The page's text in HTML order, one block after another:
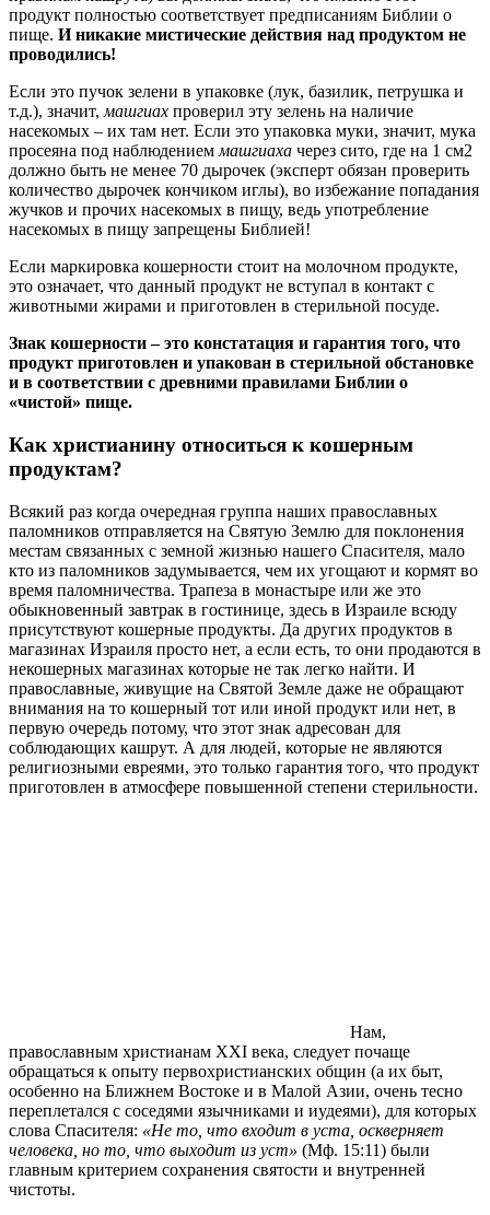
продукт полностью соответствует предписаниям Библии о
пище. И никакие мистические действия над продуктом не
проводились!
Если это пучок зелени в упаковке (лук, базилик, петрушка и
т.д.), значит, машгиах проверил эту зелень на наличие
насекомых – их там нет. Если это упаковка муки, значит, мука
просеяна под наблюдением машгиаха через сито, где на 1 см2
должно быть не менее 70 дырочек (эксперт обязан проверить
количество дырочек кончиком иглы), во избежание попадания
жучков и прочих насекомых в пищу, ведь употребление
насекомых в пищу запрещены Библией!
Если маркировка кошерности стоит на молочном продукте,
это означает, что данный продукт не вступал в контакт с
животными жирами и приготовлен в стерильной посуде.
Знак кошерности – это констатация и гарантия того, что
продукт приготовлен и упакован в стерильной обстановке
и в соответствии с древними правилами Библии о
«чистой» пище.
Как христианину относиться к кошерным
продуктам?
Всякий раз когда очередная группа наших православных
паломников отправляется на Святую Землю для поклонения
местам связанных с земной жизнью нашего Спасителя, мало
кто из паломников задумывается, чем их угощают и кормят во
время паломничества. Трапеза в монастыре или же это
обыкновенный завтрак в гостинице, здесь в Израиле всюду
присутствуют кошерные продукты. Да других продуктов в
магазинах Израиля просто нет, а если есть, то они продаются в
некошерных магазинах которые не так легко найти. И
православные, живущие на Святой Земле даже не обращают
внимания на то кошерный тот или иной продукт или нет, в
первую очередь потому, что этот знак адресован для
соблюдающих кашрут. А для людей, которые не являются
религиозными евреями, это только гарантия того, что продукт
приготовлен в атмосфере повышенной степени стерильности.
Нам,
православным христианам ХХІ века, следует почаще
обращаться к опыту первохристианских общин (а их быт,
особенно на Ближнем Востоке и в Малой Азии, очень тесно
переплетался с соседями язычниками и иудеями), для которых
слова Спасителя: «Не то, что входит в уста, оскверняет
человека, но то, что выходит из уст» (Мф. 15:11) были
главным критерием сохранения святости и внутренней
чистоты.